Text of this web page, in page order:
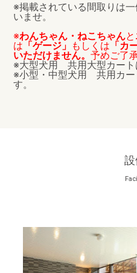
※掲載されている間取りは
いませ。
※わんちゃん・ねこちゃんと
は 「ゲージ」 もしくは 「カ
いただけません。 予めご了
※大型犬用 共用大型カート
※小型・中型犬用 共用カー
す。